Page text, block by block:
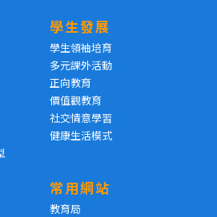
學生發展
學生領袖培育
多元課外活動
正向教育
價值觀教育
社交情意學習
健康生活模式
常用網站
教育局